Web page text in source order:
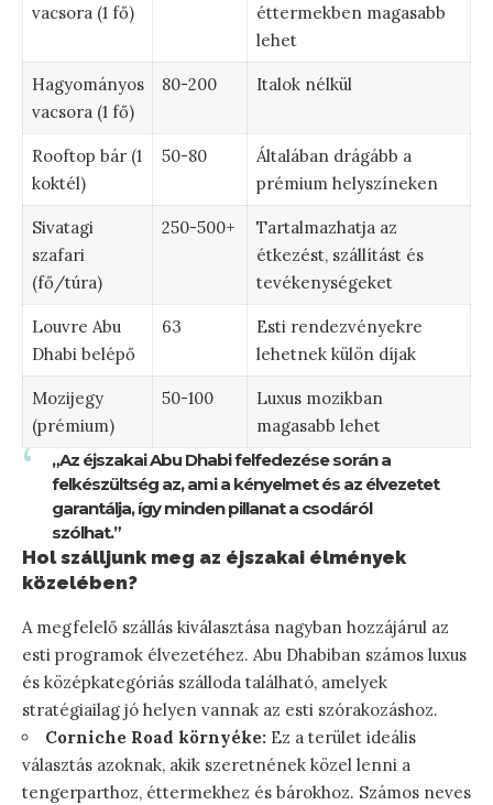
vacsora (1 fő)
éttermekben magasabb
lehet
Hagyományos
vacsora (1 fő)
80-200 Italok nélkül
Rooftop bár (1
koktél)
50-80
Általában drágább a
prémium helyszíneken
Sivatagi
szafari
(fő/túra)
250-500+
Tartalmazhatja az
étkezést, szállítást és
tevékenységeket
Louvre Abu
Dhabi belépő
63
Esti rendezvényekre
lehetnek külön díjak
Mozijegy
(prémium)
50-100
Luxus mozikban
magasabb lehet
„Az éjszakai Abu Dhabi felfedezése során a
felkészültség az, ami a kényelmet és az élvezetet
garantálja, így minden pillanat a csodáról
szólhat.”
Hol szálljunk meg az éjszakai élmények
közelében?
A megfelelő szállás kiválasztása nagyban hozzájárul az
esti programok élvezetéhez. Abu Dhabiban számos luxus
és középkategóriás szálloda található, amelyek
stratégiailag jó helyen vannak az esti szórakozáshoz.
Corniche Road környéke: Ez a terület ideális
választás azoknak, akik szeretnének közel lenni a
tengerparthoz, éttermekhez és bárokhoz. Számos neves